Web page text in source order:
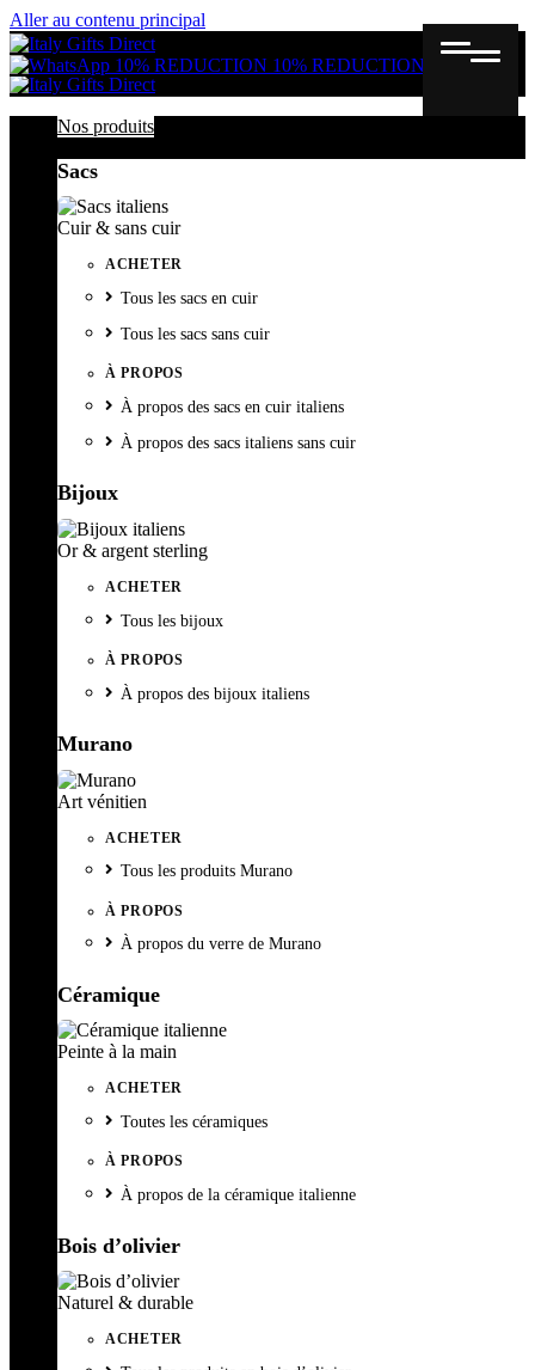
Aller au contenu principal
10% REDUCTION 10% REDUCTION
Nos produits
Sacs
Cuir & sans cuir
ACHETER
Tous les sacs en cuir
Tous les sacs sans cuir
À PROPOS
À propos des sacs en cuir italiens
À propos des sacs italiens sans cuir
Bijoux
Or & argent sterling
ACHETER
Tous les bijoux
À PROPOS
À propos des bijoux italiens
Murano
Art vénitien
ACHETER
Tous les produits Murano
À PROPOS
À propos du verre de Murano
Céramique
Peinte à la main
ACHETER
Toutes les céramiques
À PROPOS
À propos de la céramique italienne
Bois d’olivier
Naturel & durable
ACHETER